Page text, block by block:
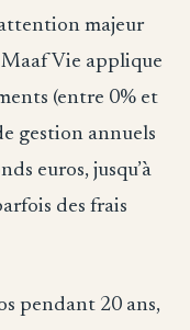
majeur
Vie applique
(entre 0% et
gestion annuels
euros, jusqu’à
des frais
pendant 20 ans,